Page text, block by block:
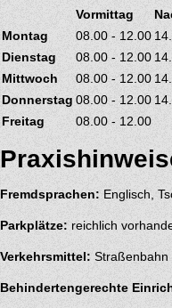
Vormittag
Montag
08.00 - 12.00
Dienstag
08.00 - 12.00
Mittwoch
08.00 - 12.00
Donnerstag 08.00 - 12.00
Freitag
08.00 - 12.00
Fremdsprachen: Englisch,
Parkplätze: reichlich
Verkehrsmittel: Straßenbahn
Behindertengerechte